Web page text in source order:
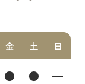
金 土 日
● ● ━